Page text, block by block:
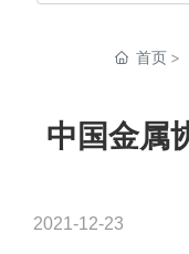
首页
中国金属
2021-12-23